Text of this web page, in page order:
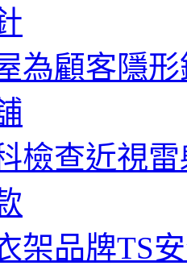
為顧客隱
檢查近視
架品牌TS